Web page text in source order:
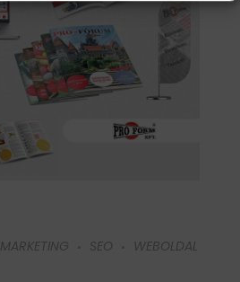
MARKETING SEO WEBOLDAL